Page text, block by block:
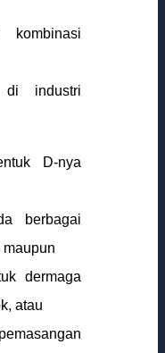
kombinasi
di industri
D-nya
berbagai
maupun
dermaga
atau